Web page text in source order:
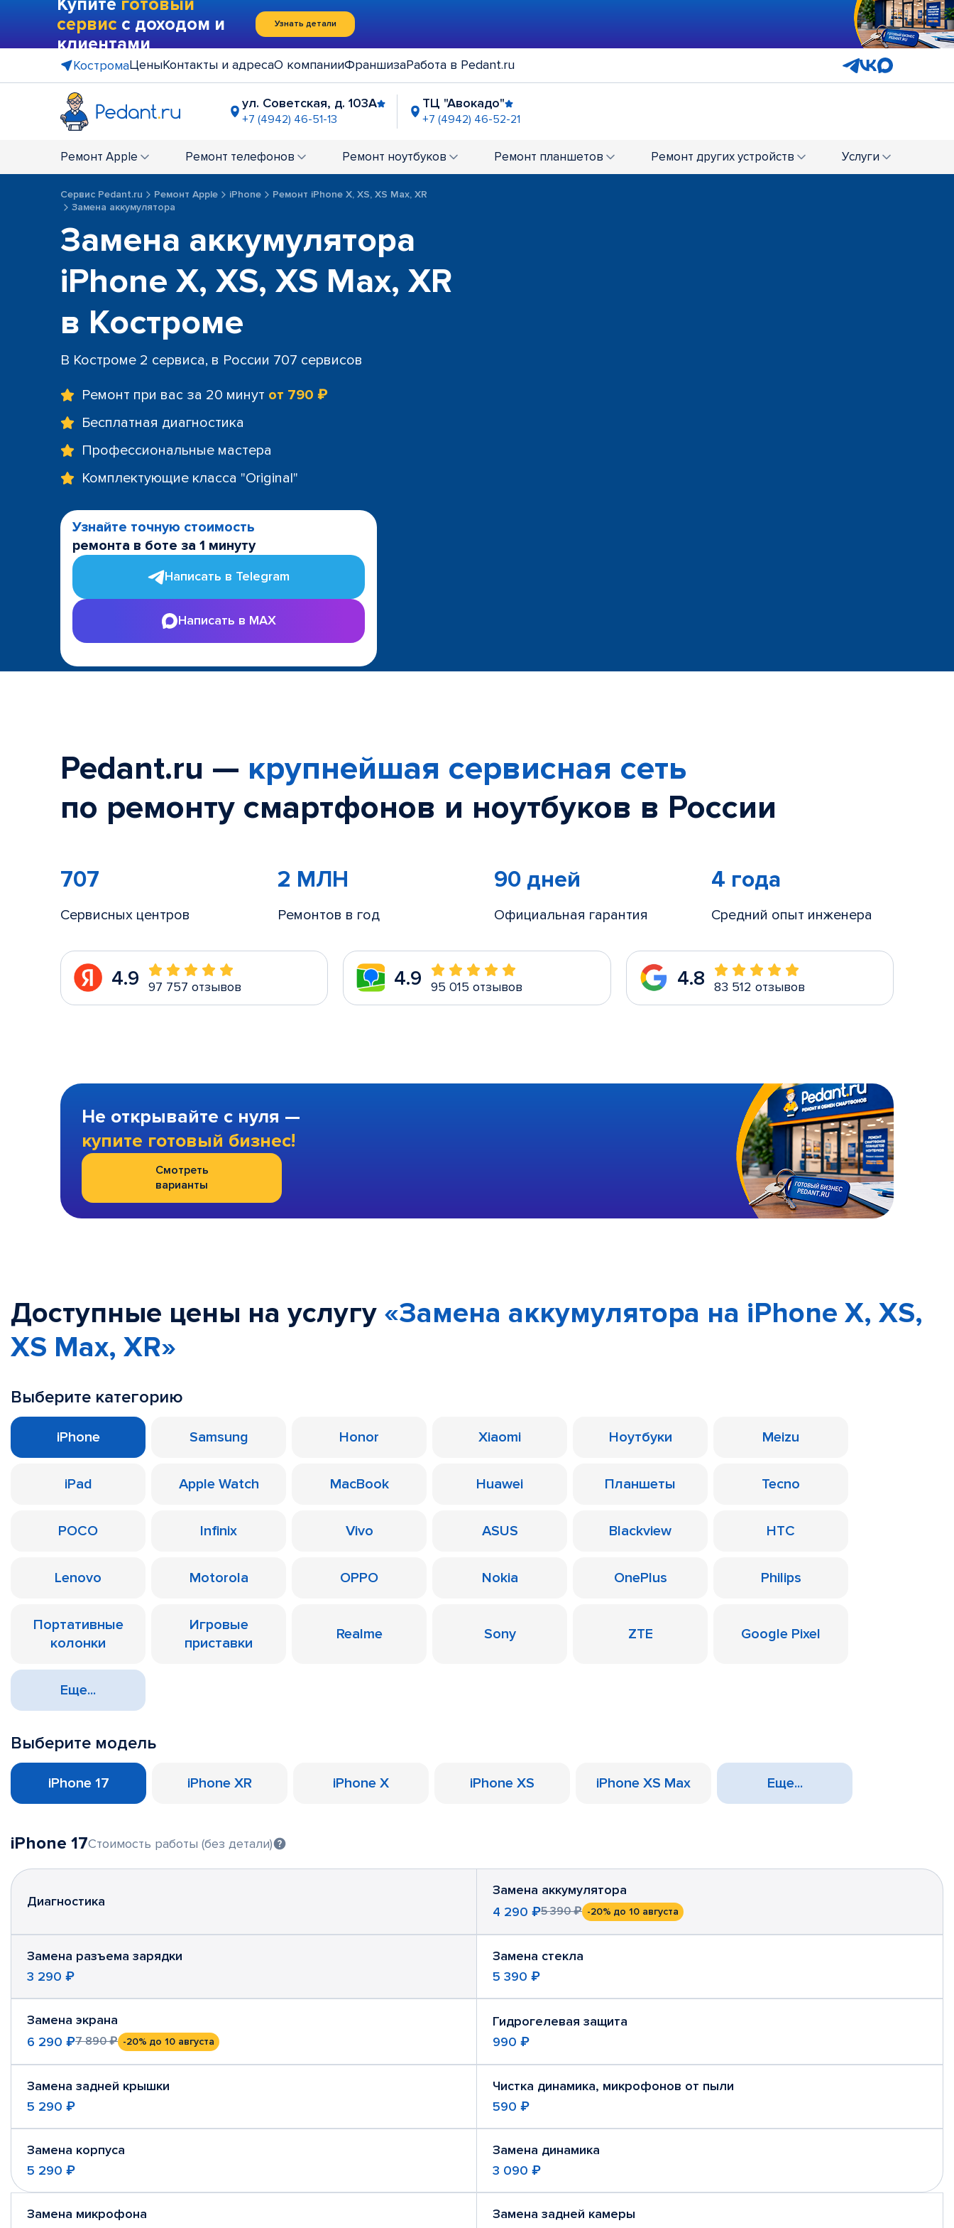
Купите готовый
сервис с доходом и
клиентами
Узнать детали
КостромаЦеныКонтакты и адресаО компанииФраншизаРабота в Pedant.ru
ул. Советская, д. 103А
+7 (4942) 46-51-13
ТЦ "Авокадо"
+7 (4942) 46-52-21
Ремонт Apple Ремонт телефонов Ремонт ноутбуков Ремонт планшетов Ремонт других устройств Услуги
Сервис Pedant.ru Ремонт Apple iPhone
Ремонт iPhone X, XS, XS Max, XR
Замена аккумулятора
Замена аккумулятора
iPhone X, XS, XS Max, XR
в Костроме
В Костроме 2 сервиса, в России 707 сервисов
Ремонт при вас за 20 минут от 790 ₽
Бесплатная диагностика
Профессиональные мастера
Комплектующие класса "Original"
Узнайте точную стоимость
ремонта в боте за 1 минуту
Написать в Telegram
Написать в MAX
Pedant.ru — крупнейшая сервисная сеть
по ремонту смартфонов и ноутбуков в России
707
Сервисных центров
2 МЛН
Ремонтов в год
90 дней
Официальная гарантия
4 года
Средний опыт инженера
4.9 97 757 отзывов 4.9 95 015 отзывов 4.8 83 512 отзывов
Не открывайте с нуля —
купите готовый бизнес!
Смотреть
варианты
Доступные цены на услугу «Замена аккумулятора на iPhone X, XS,
XS Max, XR»
Выберите категорию
iPhone Samsung Honor Xiaomi Ноутбуки Meizu
iPad Apple Watch MacBook Huawei Планшеты Tecno
POCO Infinix Vivo ASUS Blackview HTC
Lenovo Motorola OPPO Nokia OnePlus Philips
Портативные
колонки
Игровые
приставки
Realme Sony ZTE Google Pixel
Еще...
Выберите модель
iPhone 17 iPhone XR iPhone X iPhone XS iPhone XS Max Еще...
iPhone 17Стоимость работы (без детали)
Диагностика
Замена аккумулятора
4 290 ₽5 390 ₽ -20% до 10 августа
Замена разъема зарядки
3 290 ₽
Замена стекла
5 390 ₽
Замена экрана
6 290 ₽7 890 ₽ -20% до 10 августа
Гидрогелевая защита
990 ₽
Замена задней крышки
5 290 ₽
Чистка динамика, микрофонов от пыли
590 ₽
Замена корпуса
5 290 ₽
Замена динамика
3 090 ₽
Замена микрофона
Замена задней камеры